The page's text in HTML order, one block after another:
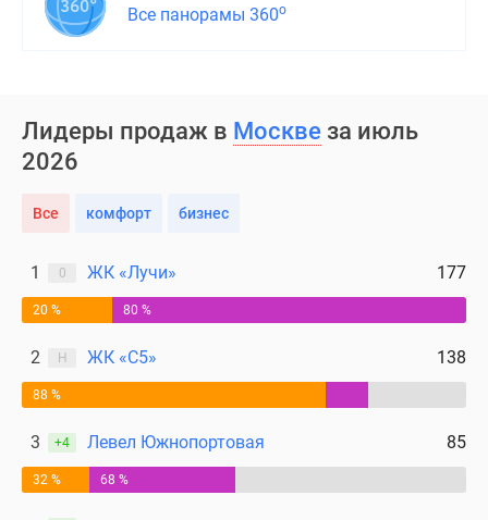
Все панорамы 360о
Лидеры продаж в Москве за июль
2026
Все комфорт бизнес
1 0 ЖК «Лучи» 177
20 % 80 %
2 Н ЖК «С5» 138
88 %
3 +4 Левел Южнопортовая 85
32 % 68 %